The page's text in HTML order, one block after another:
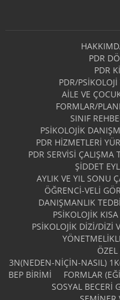
PDR
PDR
PDR/
AILE VE
FORMLAR/
SINIF
PSIKOLOJIK
PDR HIZMETLERI
PDR SERVISI ÇALIŞMA
ŞIDDET
AYLIK VE YIL SONU
ÖĞRENCI-VELI
DANIŞMANLIK
PSIKOLOJIK
PSIKOLOJIK DIZI/DIZI
3N(NEDEN-NİÇİN-NASIL)
BEP BIRIMI
FORMLAR
SOSYAL BECERI